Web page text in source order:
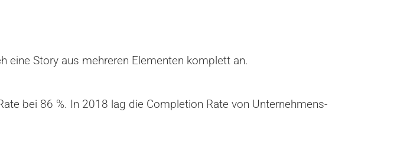
eine Story aus mehreren Elementen komplett an.
bei 86 %. In 2018 lag die Completion Rate von Unternehmens-